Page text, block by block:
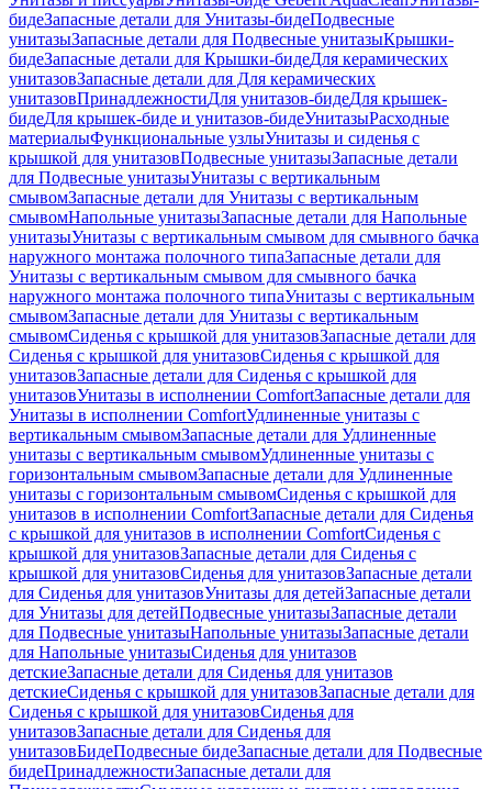
бидеЗапасные детали для Унитазы-бидеПодвесные
унитазыЗапасные детали для Подвесные унитазыКрышки-
бидеЗапасные детали для Крышки-бидеДля керамических
унитазовЗапасные детали для Для керамических
унитазовПринадлежностиДля унитазов-бидеДля крышек-
бидеДля крышек-биде и унитазов-бидеУнитазыРасходные
материалыФункциональные узлыУнитазы и сиденья с
крышкой для унитазовПодвесные унитазыЗапасные детали
для Подвесные унитазыУнитазы с вертикальным
смывомЗапасные детали для Унитазы с вертикальным
смывомНапольные унитазыЗапасные детали для Напольные
унитазыУнитазы с вертикальным смывом для смывного бачка
наружного монтажа полочного типаЗапасные детали для
Унитазы с вертикальным смывом для смывного бачка
наружного монтажа полочного типаУнитазы с вертикальным
смывомЗапасные детали для Унитазы с вертикальным
смывомСиденья с крышкой для унитазовЗапасные детали для
Сиденья с крышкой для унитазовСиденья с крышкой для
унитазовЗапасные детали для Сиденья с крышкой для
унитазовУнитазы в исполнении ComfortЗапасные детали для
Унитазы в исполнении ComfortУдлиненные унитазы с
вертикальным смывомЗапасные детали для Удлиненные
унитазы с вертикальным смывомУдлиненные унитазы с
горизонтальным смывомЗапасные детали для Удлиненные
унитазы с горизонтальным смывомСиденья с крышкой для
унитазов в исполнении ComfortЗапасные детали для Сиденья
с крышкой для унитазов в исполнении ComfortСиденья с
крышкой для унитазовЗапасные детали для Сиденья с
крышкой для унитазовСиденья для унитазовЗапасные детали
для Сиденья для унитазовУнитазы для детейЗапасные детали
для Унитазы для детейПодвесные унитазыЗапасные детали
для Подвесные унитазыНапольные унитазыЗапасные детали
для Напольные унитазыСиденья для унитазов
детскиеЗапасные детали для Сиденья для унитазов
детскиеСиденья с крышкой для унитазовЗапасные детали для
Сиденья с крышкой для унитазовСиденья для
унитазовЗапасные детали для Сиденья для
унитазовБидеПодвесные бидеЗапасные детали для Подвесные
бидеПринадлежностиЗапасные детали для